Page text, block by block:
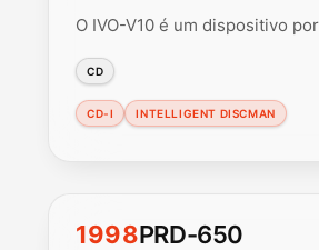
O IVO-V10 é um dispositivo
CD
CD-I INTELLIGENT DISCMAN
1998PRD-650